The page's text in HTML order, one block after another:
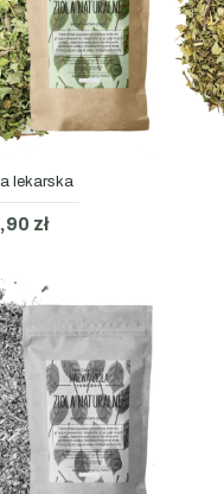
lekarska
zł